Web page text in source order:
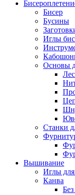
Бисер
Бусины
Иглы
Основы
Станки
Вышивание
Иглы
Канва